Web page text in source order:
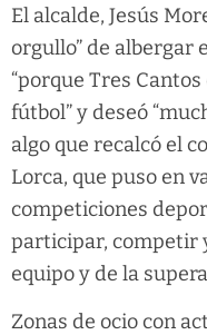
El alcalde, Jesús
orgullo” de albergar
“porque Tres
fútbol” y deseó
algo que recalcó el
Lorca, que puso en
competiciones
participar, competir
equipo y de la
Zonas de ocio con